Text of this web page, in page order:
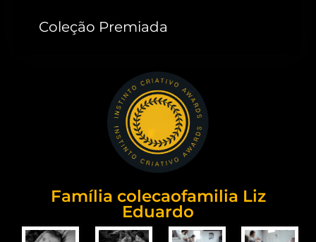
Coleção Premiada
Família colecaofamilia Liz
Eduardo